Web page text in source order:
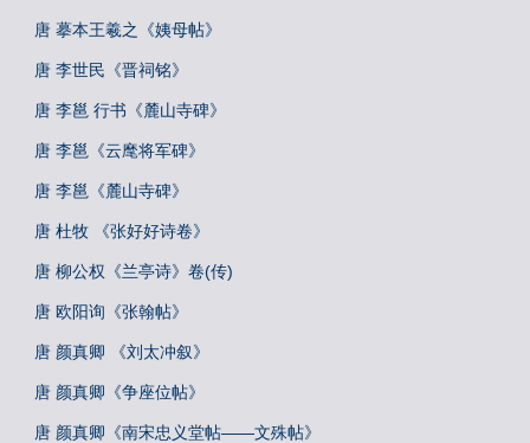
唐 摹本王羲之《姨母帖》
唐 李世民《晋祠铭》
唐 李邕 行书《麓山寺碑》
唐 李邕《云麾将军碑》
唐 李邕《麓山寺碑》
唐 杜牧 《张好好诗卷》
唐 柳公权《兰亭诗》卷(传)
唐 欧阳询《张翰帖》
唐 颜真卿 《刘太冲叙》
唐 颜真卿《争座位帖》
唐 颜真卿《南宋忠义堂帖——文殊帖》